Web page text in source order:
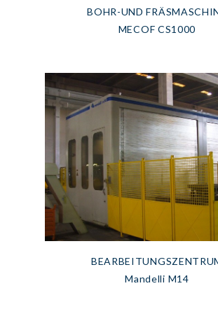
BOHR-UND
MECOF CS1000
Mandelli M14